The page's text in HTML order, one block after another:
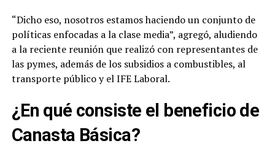
“Dicho eso, nosotros estamos haciendo un conjunto de
políticas enfocadas a la clase media”, agregó, aludiendo
a la reciente reunión que realizó con representantes de
las pymes, además de los subsidios a combustibles, al
transporte público y el IFE Laboral.
¿En qué consiste el beneficio de
Canasta Básica?